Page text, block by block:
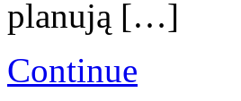
planują […]
Continue